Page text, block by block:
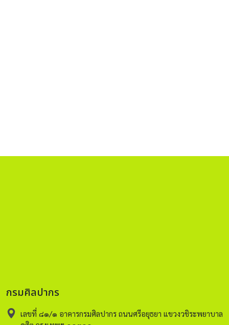
กรมศิลปากร
เลขที่ ๘๑/๑ อาคารกรมศิลปากร ถนนศรีอยุธยา แขวงวชิระพยาบาล